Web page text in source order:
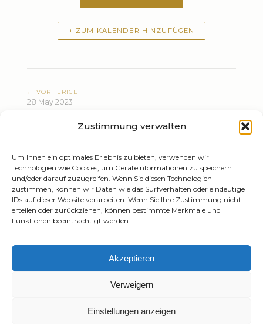
Zustimmung verwalten
Um Ihnen ein optimales Erlebnis zu bieten, verwenden wir
Technologien wie Cookies, um Geräteinformationen zu speichern
und/oder darauf zuzugreifen. Wenn Sie diesen Technologien
zustimmen, können wir Daten wie das Surfverhalten oder eindeutige
IDs auf dieser Website verarbeiten. Wenn Sie Ihre Zustimmung nicht
erteilen oder zurückziehen, können bestimmte Merkmale und
Funktionen beeinträchtigt werden.
Akzeptieren
Verweigern
Einstellungen anzeigen
+ ZUM KALENDER HINZUFÜGEN
← VORHERIGE
28 May 2023
info@tizianomazzoleni.com